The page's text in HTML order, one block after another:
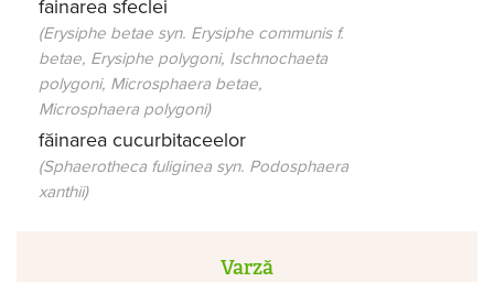
fainarea sfeclei
(Erysiphe betae syn. Erysiphe communis f.
betae, Erysiphe polygoni, Ischnochaeta
polygoni, Microsphaera betae,
Microsphaera polygoni)
făinarea cucurbitaceelor
(Sphaerotheca fuliginea syn. Podosphaera
xanthii)
Varză